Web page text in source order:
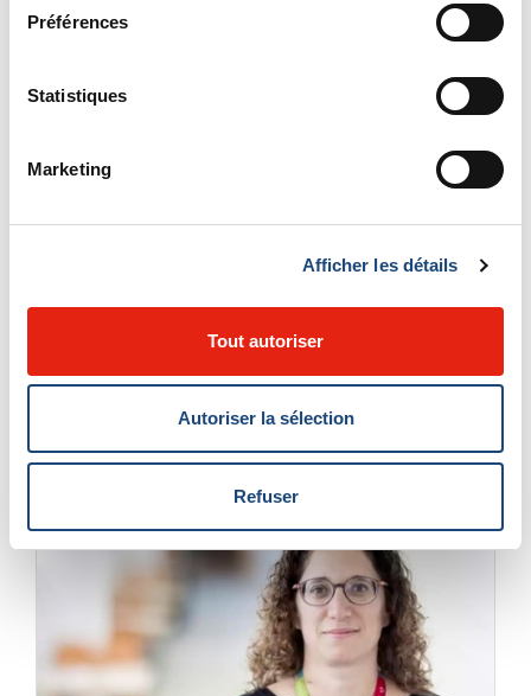
Préférences
Statistiques
Marketing
Afficher les détails
Tout autoriser
Autoriser la sélection
Refuser
mieux
service de dermatologie du CUSM et
recommandations quant au bon usage des
crèmes pour la peau: éviter les longues listes
d’ingrédients et ne pas trop multiplier les